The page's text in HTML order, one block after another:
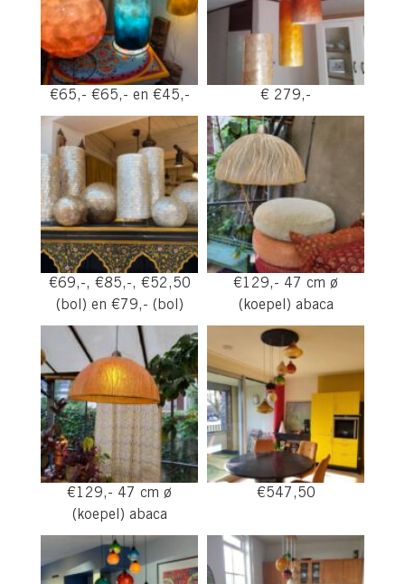
€65,- €65,- en €45,- € 279,-
€69,-, €85,-, €52,50
(bol) en €79,- (bol)
€129,- 47 cm ø
(koepel) abaca
€129,- 47 cm ø
(koepel) abaca
€547,50